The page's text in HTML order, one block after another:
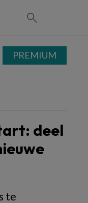
deel
te
PREMIUM